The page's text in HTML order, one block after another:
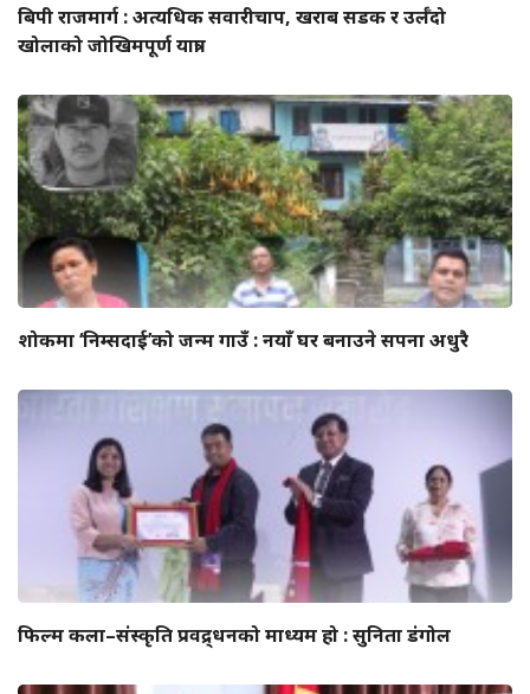
बिपी राजमार्ग : अत्यधिक सवारीचाप, खराब सडक र उर्लँदो
खोलाको जोखिमपूर्ण यात्रा
शोकमा ‘निम्सदाई’को जन्म गाउँ : नयाँ घर बनाउने सपना अधुरै
फिल्म कला–संस्कृति प्रवद्र्धनको माध्यम हो : सुनिता डंगोल